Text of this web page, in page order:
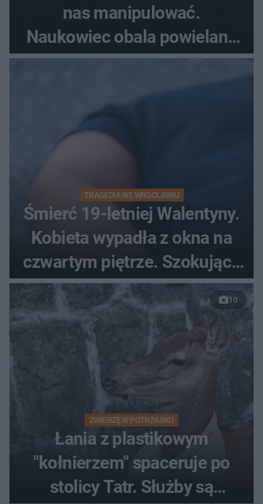
nas manipulować.
Naukowiec obala powielane
od lat mity na ich temat
TRAGEDIA WE WROCŁAWIU
Śmierć 19-letniej Walentyny.
Kobieta wypadła z okna na
czwartym piętrze. Szokujące
nagranie trafiło do sieci
10
ZWIERZĘ W POTRZASKU
Łania z plastikowym
"kołnierzem" spaceruje po
stolicy Tatr. Służby są